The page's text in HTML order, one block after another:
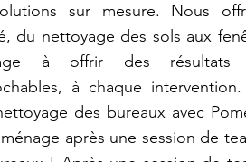
sur mesure. Nous
du nettoyage des sols aux
à offrir des résultats
à chaque
des bureaux avec
après une session de